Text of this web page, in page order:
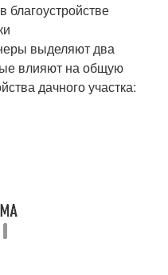
благоустройстве
выделяют два
влияют на общую
дачного участка: